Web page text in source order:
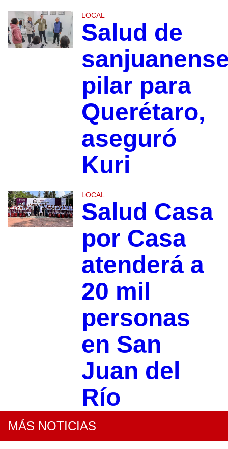
LOCAL
Salud de
pilar para
Querétaro,
aseguró
Kuri
LOCAL
Salud Casa
por Casa
atenderá a
20 mil
personas
en San
Juan del
Río
MÁS NOTICIAS